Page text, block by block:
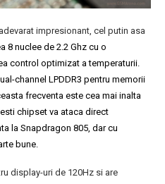
impresionant, cel putin asa
8 nuclee de 2.2 Ghz cu o
control optimizat a temperaturii.
channel LPDDR3 pentru memorii
frecventa este cea mai inalta
chipset va ataca direct
la Snapdragon 805, dar cu
bune.
display-uri de 120Hz si are